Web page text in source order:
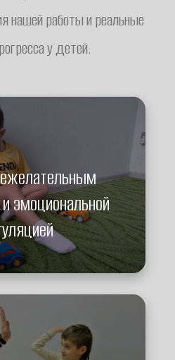
нашей работы и реальные
у детей.
эмоциональной